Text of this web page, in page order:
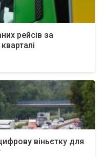
рейсів за
віньєтку для